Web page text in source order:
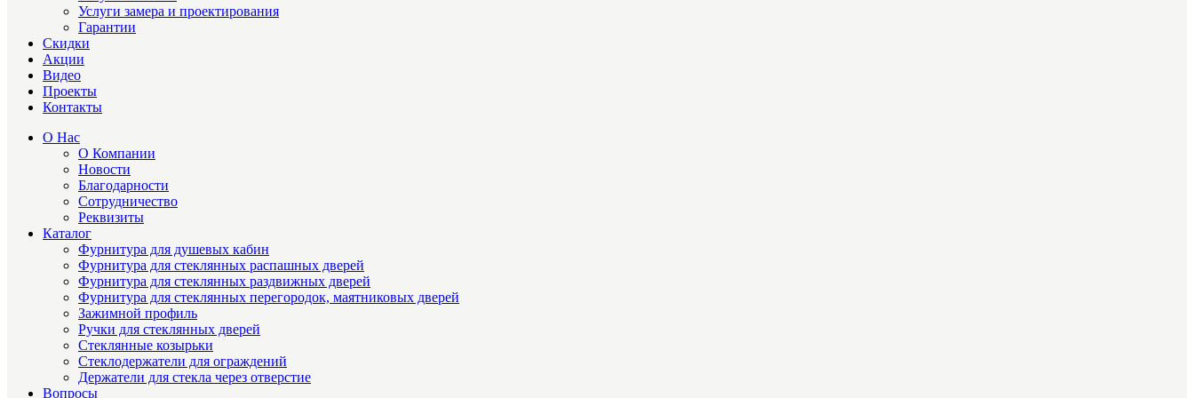
Услуги замера и проектирования
Гарантии
Скидки
Акции
Видео
Проекты
Контакты
О Нас
О Компании
Новости
Благодарности
Сотрудничество
Реквизиты
Каталог
Фурнитура для душевых кабин
Фурнитура для стеклянных распашных дверей
Фурнитура для стеклянных раздвижных дверей
Фурнитура для стеклянных перегородок, маятниковых дверей
Зажимной профиль
Ручки для стеклянных дверей
Стеклянные козырьки
Стеклодержатели для ограждений
Держатели для стекла через отверстие
Вопросы